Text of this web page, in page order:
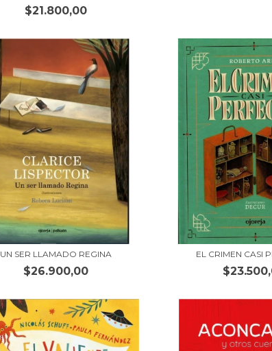
$21.800,00
UN SER LLAMADO REGINA
$26.900,00
EL CRIMEN CASI